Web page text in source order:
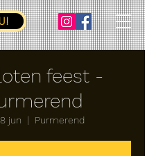
feest -
jun
  |
Purmerend